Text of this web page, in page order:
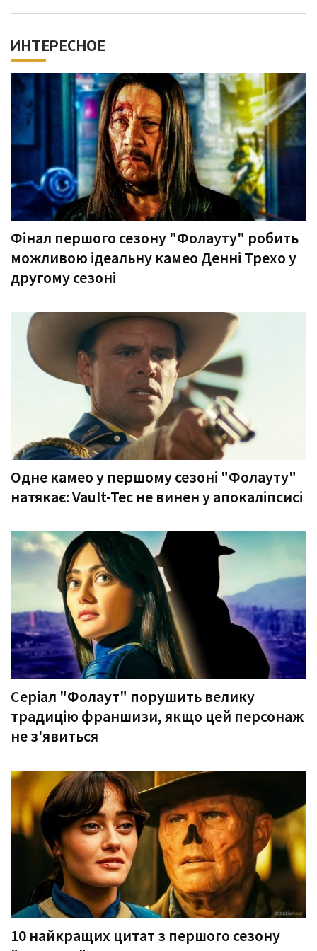
ИНТЕРЕСНОЕ
Фінал першого сезону "Фолауту" робить
можливою ідеальну камео Денні Трехо у
другому сезоні
Одне камео у першому сезоні "Фолауту"
натякає: Vault-Tec не винен у апокаліпсисі
Серіал "Фолаут" порушить велику
традицію франшизи, якщо цей персонаж
не з'явиться
10 найкращих цитат з першого сезону